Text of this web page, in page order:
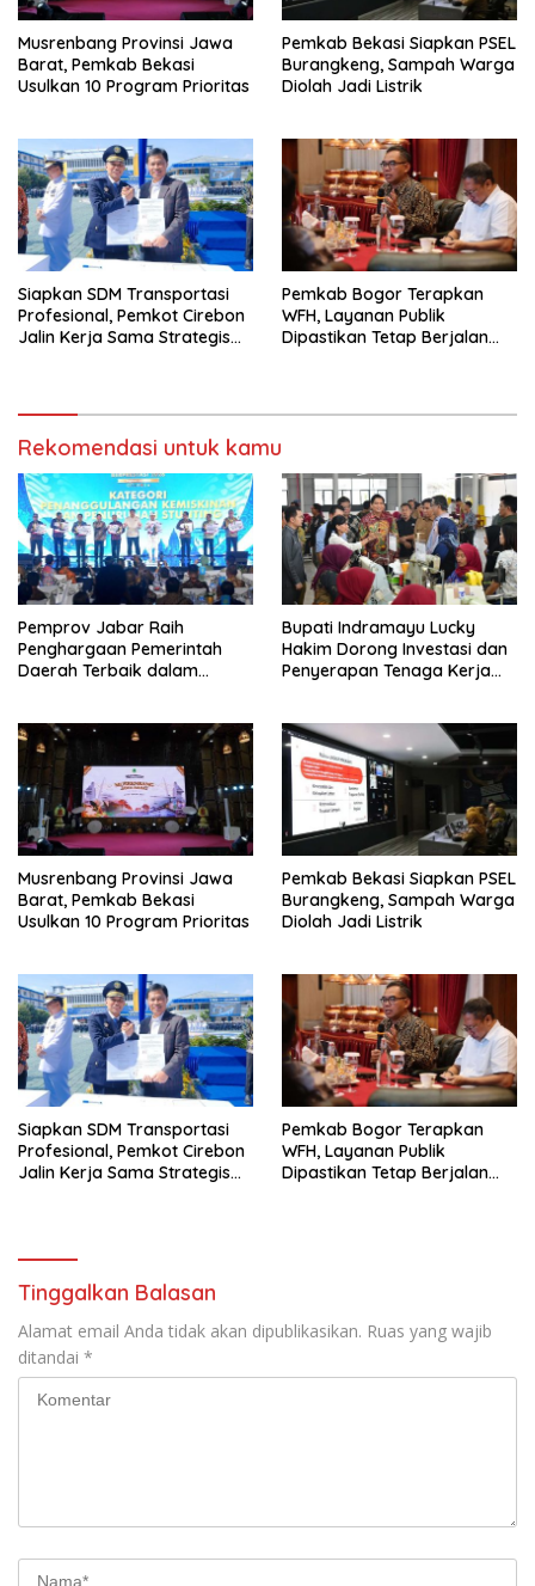
Musrenbang Provinsi Jawa
Barat, Pemkab Bekasi
Usulkan 10 Program Prioritas
Pemkab Bekasi Siapkan PSEL
Burangkeng, Sampah Warga
Diolah Jadi Listrik
Siapkan SDM Transportasi
Profesional, Pemkot Cirebon
Jalin Kerja Sama Strategis
Pemkab Bogor Terapkan
WFH, Layanan Publik
Dipastikan Tetap Berjalan
Rekomendasi untuk kamu
Pemprov Jabar Raih
Penghargaan Pemerintah
Daerah Terbaik dalam
Bupati Indramayu Lucky
Hakim Dorong Investasi dan
Penyerapan Tenaga Kerja
Musrenbang Provinsi Jawa
Barat, Pemkab Bekasi
Usulkan 10 Program Prioritas
Pemkab Bekasi Siapkan PSEL
Burangkeng, Sampah Warga
Diolah Jadi Listrik
Siapkan SDM Transportasi
Profesional, Pemkot Cirebon
Jalin Kerja Sama Strategis
Pemkab Bogor Terapkan
WFH, Layanan Publik
Dipastikan Tetap Berjalan
Tinggalkan Balasan
Alamat email Anda tidak akan dipublikasikan. Ruas yang wajib
ditandai *